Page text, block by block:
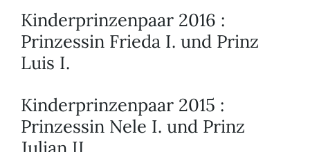
Kinderprinzenpaar 2016 :
Prinzessin Frieda I. und Prinz
Luis I.
Kinderprinzenpaar 2015 :
Prinzessin Nele I. und Prinz